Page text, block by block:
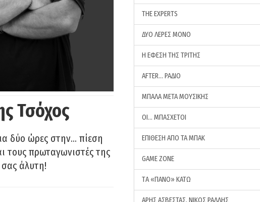
Τσόχος
δύο ώρες στην… πίεση
τους πρωταγωνιστές της
σας άλυτη!
THE EXPERTS
ΔΥΟ ΛΕΡΕΣ ΜΟΝΟ
Η ΕΦΕΣΗ ΤΗΣ ΤΡΙΤΗΣ
AFTER… ΡΑΔΙΟ
ΜΠΑΛΑ ΜΕΤΑ ΜΟΥΣΙΚΗΣ
ΟΙ… ΜΠΑΣΧΕΤΟΙ
ΕΠΙΘΕΣΗ ΑΠΟ ΤΑ ΜΠΑΚ
GAME ZONE
ΤA «ΠΑΝΟ» ΚΑΤΩ
ΑΡΗΣ ΑΣΒΕΣΤΑΣ, ΝΙΚΟΣ ΡΑΛΛΗΣ